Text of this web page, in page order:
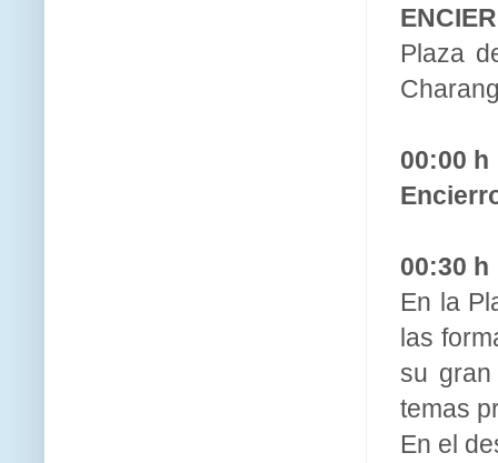
Plaza
00:00 h
00:30 h
En la
las
su
temas
En el